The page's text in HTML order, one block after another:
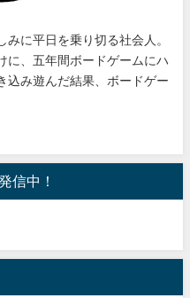
みに平日を乗り切る社会人。
に、 五年間ボードゲームにハ
込み遊んだ結果、ボードゲー
信中！